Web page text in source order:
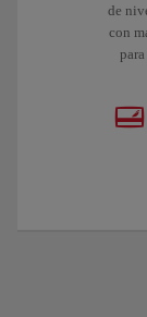
de
con